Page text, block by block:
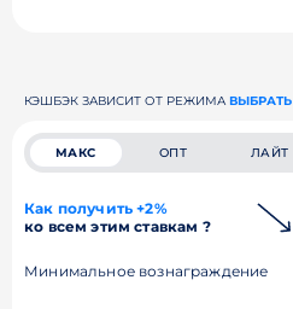
КЭШБЭК ЗАВИСИТ ОТ РЕЖИМА ВЫБРАТЬ
МАКС ОПТ ЛАЙТ
Как получить +2%
ко всем этим ставкам ?
Минимальное вознаграждение